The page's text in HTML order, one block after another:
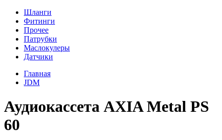
Шланги
Фитинги
Прочее
Патрубки
Маслокулеры
Датчики
Главная
JDM
Аудиокассета AXIA Metal PS
60